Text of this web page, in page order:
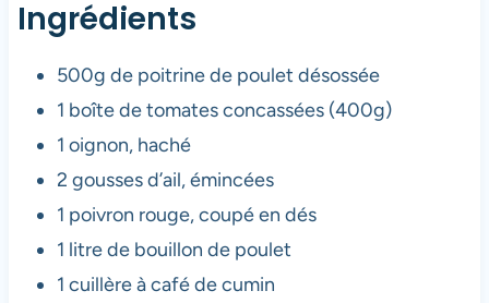
Ingrédients
500g de poitrine de poulet désossée
1 boîte de tomates concassées (400g)
1 oignon, haché
2 gousses d’ail, émincées
1 poivron rouge, coupé en dés
1 litre de bouillon de poulet
1 cuillère à café de cumin